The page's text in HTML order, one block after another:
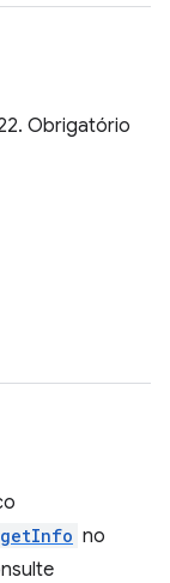
Obrigatório
getInfo no